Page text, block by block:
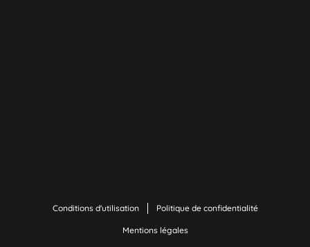
Conditions d'utilisation Politique de confidentialité
Mentions légales